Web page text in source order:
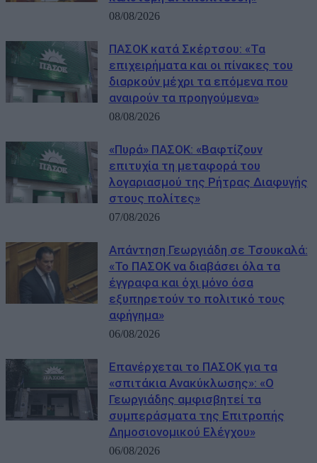
08/08/2026
ΠΑΣΟΚ κατά Σκέρτσου: «Τα
επιχειρήματα και οι πίνακες του
διαρκούν μέχρι τα επόμενα που
αναιρούν τα προηγούμενα»
08/08/2026
«Πυρά» ΠΑΣΟΚ: «Βαφτίζουν
επιτυχία τη μεταφορά του
λογαριασμού της Ρήτρας Διαφυγής
στους πολίτες»
07/08/2026
Απάντηση Γεωργιάδη σε Τσουκαλά:
«Το ΠΑΣΟΚ να διαβάσει όλα τα
έγγραφα και όχι μόνο όσα
εξυπηρετούν το πολιτικό τους
αφήγημα»
06/08/2026
Επανέρχεται το ΠΑΣΟΚ για τα
«σπιτάκια Ανακύκλωσης»: «Ο
Γεωργιάδης αμφισβητεί τα
συμπεράσματα της Επιτροπής
Δημοσιονομικού Ελέγχου»
06/08/2026